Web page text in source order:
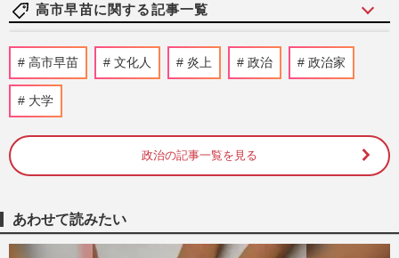
高市早苗に関する記事一覧
スピードスケート・高木美帆が国民栄誉賞
受賞！副賞に「包丁10本」を選んだ背景
高市早苗首相、消費税減税・物価高対策を
後回しで支持率急落、V字回復への目玉人
週刊女性2026年8月18日・25日号
高市早苗 文化人 炎上 政治 政治家
大学
政治の記事一覧を見る
あわせて読みたい